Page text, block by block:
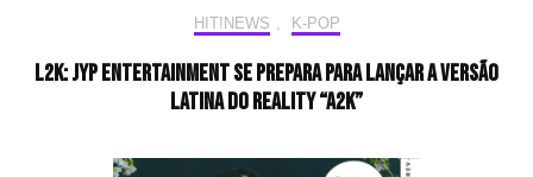
HIT!NEWS , K-POP
L2K: JYP Entertainment se prepara para lançar a versão
latina do reality “A2K”